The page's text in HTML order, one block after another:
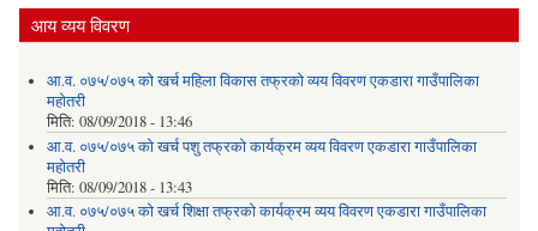
आय व्यय विवरण
आ.व. ०७५/०७५ को खर्च महिला विकास तफ्रको व्यय विवरण एकडारा गाउँपालिका
महोतरी
मिति: 08/09/2018 - 13:46
आ.व. ०७५/०७५ को खर्च पशु तफ्रको कार्यक्रम व्यय विवरण एकडारा गाउँपालिका
महोतरी
मिति: 08/09/2018 - 13:43
आ.व. ०७५/०७५ को खर्च शिक्षा तफ्रको कार्यक्रम व्यय विवरण एकडारा गाउँपालिका